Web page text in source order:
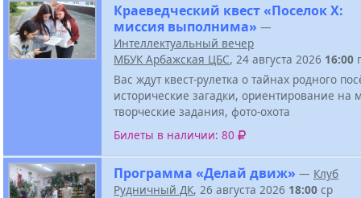
Краеведческий квест «Поселок Х:
миссия выполнима» —
Интеллектуальный вечер
МБУК Арбажская ЦБС, 24 августа 2026 16:00
Вас ждут квест-рулетка о тайнах родного
исторические загадки, ориентирование на
творческие задания, фото-охота
Билеты в наличии: 80
Программа «Делай движ» — Клуб
Рудничный ДК, 26 августа 2026 18:00 ср